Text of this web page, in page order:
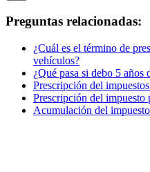
Preguntas relacionadas:
¿Cuál es el término de
vehículos?
¿Qué pasa si debo 5 años
Prescripción del
Prescripción del impuesto
Acumulación del